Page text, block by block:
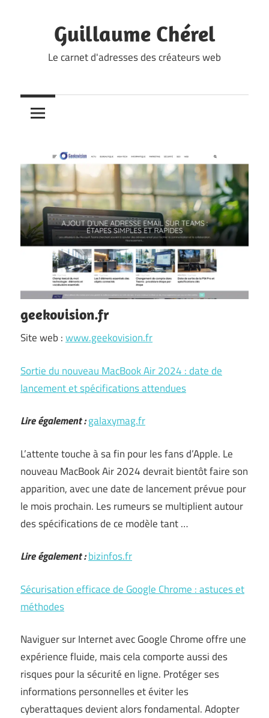
Guillaume Chérel
Le carnet d'adresses des créateurs web
geekovision.fr
Site web :www.geekovision.fr
Sortie du nouveau MacBook Air 2024 : date de
lancement et spécifications attendues
Lire également :galaxymag.fr
L’attente touche à sa fin pour les fans d’Apple. Le
nouveau MacBook Air 2024 devrait bientôt faire son
apparition, avec une date de lancement prévue pour
le mois prochain. Les rumeurs se multiplient autour
des spécifications de ce modèle tant …
Lire également :bizinfos.fr
Sécurisation efficace de Google Chrome : astuces et
méthodes
Naviguer sur Internet avec Google Chrome offre une
expérience fluide, mais cela comporte aussi des
risques pour la sécurité en ligne. Protéger ses
informations personnelles et éviter les
cyberattaques devient alors fondamental. Adopter